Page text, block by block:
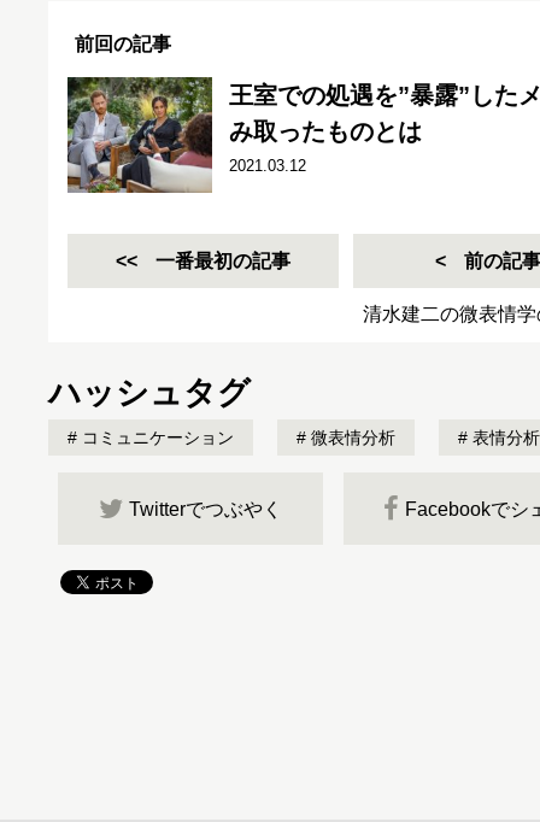
前回の記事
王室での処遇を”暴露”した
み取ったものとは
2021.03.12
一番最初の記事 前の記事
清水建二の微表情
ハッシュタグ
コミュニケーション 微表情分析 表情分析
Twitterでつぶやく Facebookでシ